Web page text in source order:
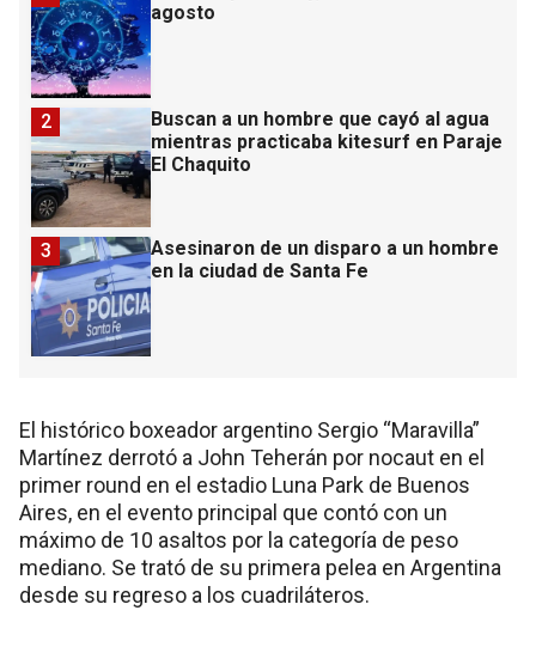
agosto
Buscan a un hombre que cayó al agua
mientras practicaba kitesurf en Paraje
El Chaquito
2
Asesinaron de un disparo a un hombre
en la ciudad de Santa Fe
3
El histórico boxeador argentino Sergio “Maravilla”
Martínez derrotó a John Teherán por nocaut en el
primer round en el estadio Luna Park de Buenos
Aires, en el evento principal que contó con un
máximo de 10 asaltos por la categoría de peso
mediano. Se trató de su primera pelea en Argentina
desde su regreso a los cuadriláteros.